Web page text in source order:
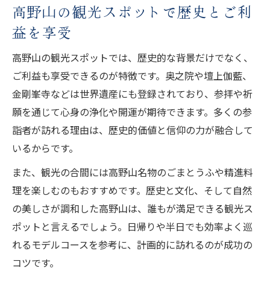
高野山の観光スポットで歴史とご利
益を享受
高野山の観光スポットでは、歴史的な背景だけでなく、
ご利益も享受できるのが特徴です。奥之院や壇上伽藍、
金剛峯寺などは世界遺産にも登録されており、参拝や祈
願を通じて心身の浄化や開運が期待できます。多くの参
詣者が訪れる理由は、歴史的価値と信仰の力が融合して
いるからです。
また、観光の合間には高野山名物のごまとうふや精進料
理を楽しむのもおすすめです。歴史と文化、そして自然
の美しさが調和した高野山は、誰もが満足できる観光ス
ポットと言えるでしょう。日帰りや半日でも効率よく巡
れるモデルコースを参考に、計画的に訪れるのが成功の
コツです。